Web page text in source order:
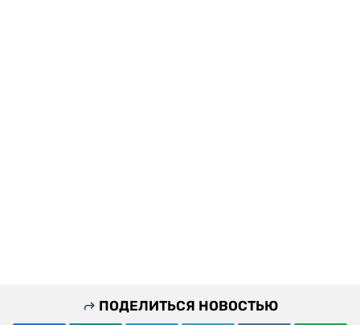
ПОДЕЛИТЬСЯ НОВОСТЬЮ